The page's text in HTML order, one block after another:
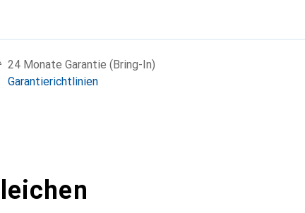
24 Monate Garantie (Bring-In)
Garantierichtlinien